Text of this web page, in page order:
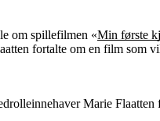
om spillefilmen «Min første
fortalte om en film som
Marie